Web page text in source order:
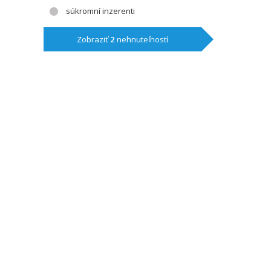
súkromní inzerenti
Zobraziť2 nehnuteľností